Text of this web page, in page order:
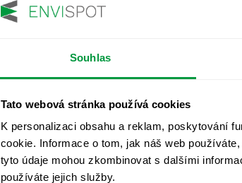
Souhlas
Tato webová stránka používá cookies
K personalizaci obsahu a reklam, poskytování
cookie. Informace o tom, jak náš web
tyto údaje mohou zkombinovat s dalšími
používáte jejich služby.